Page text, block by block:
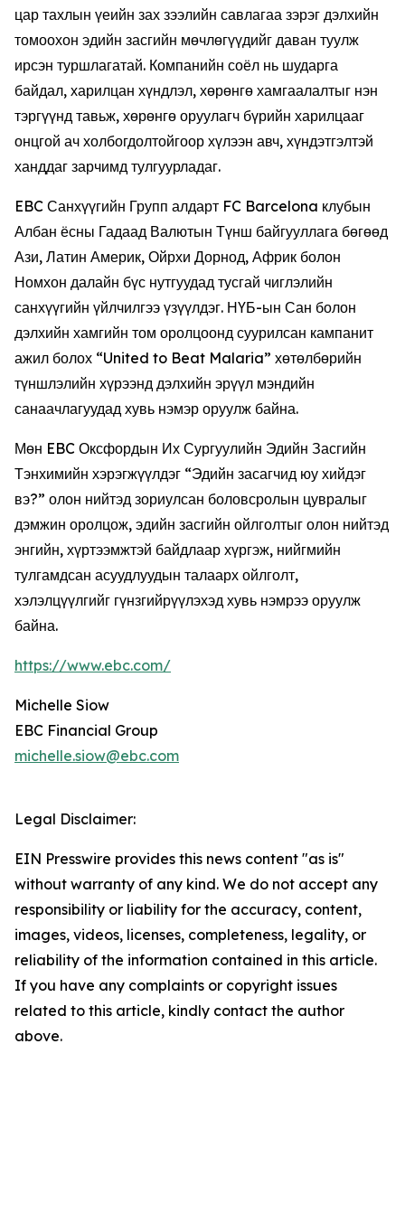
цар тахлын үеийн зах зээлийн савлагаа зэрэг дэлхийн
томоохон эдийн засгийн мөчлөгүүдийг даван туулж
ирсэн туршлагатай. Компанийн соёл нь шударга
байдал, харилцан хүндлэл, хөрөнгө хамгаалалтыг нэн
тэргүүнд тавьж, хөрөнгө оруулагч бүрийн харилцааг
онцгой ач холбогдолтойгоор хүлээн авч, хүндэтгэлтэй
ханддаг зарчимд тулгуурладаг.
EBC Санхүүгийн Групп алдарт FC Barcelona клубын
Албан ёсны Гадаад Валютын Түнш байгууллага бөгөөд
Ази, Латин Америк, Ойрхи Дорнод, Африк болон
Номхон далайн бүс нутгуудад тусгай чиглэлийн
санхүүгийн үйлчилгээ үзүүлдэг. НҮБ-ын Сан болон
дэлхийн хамгийн том оролцоонд суурилсан кампанит
ажил болох “United to Beat Malaria” хөтөлбөрийн
түншлэлийн хүрээнд дэлхийн эрүүл мэндийн
санаачлагуудад хувь нэмэр оруулж байна.
Мөн EBC Оксфордын Их Сургуулийн Эдийн Засгийн
Тэнхимийн хэрэгжүүлдэг “Эдийн засагчид юу хийдэг
вэ?” олон нийтэд зориулсан боловсролын цувралыг
дэмжин оролцож, эдийн засгийн ойлголтыг олон нийтэд
энгийн, хүртээмжтэй байдлаар хүргэж, нийгмийн
тулгамдсан асуудлуудын талаарх ойлголт,
хэлэлцүүлгийг гүнзгийрүүлэхэд хувь нэмрээ оруулж
байна.
https://www.ebc.com/
Michelle Siow
EBC Financial Group
michelle.siow@ebc.com
Legal Disclaimer:
EIN Presswire provides this news content "as is"
without warranty of any kind. We do not accept any
responsibility or liability for the accuracy, content,
images, videos, licenses, completeness, legality, or
reliability of the information contained in this article.
If you have any complaints or copyright issues
related to this article, kindly contact the author
above.